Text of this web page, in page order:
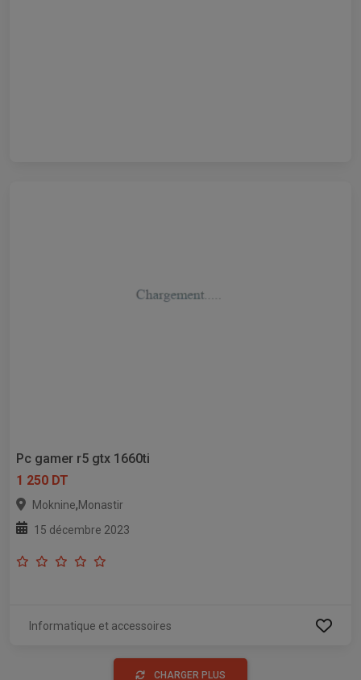
Pc gamer r5 gtx 1660ti
1 250 DT
Moknine,Monastir
15 décembre 2023
Informatique et accessoires
CHARGER PLUS